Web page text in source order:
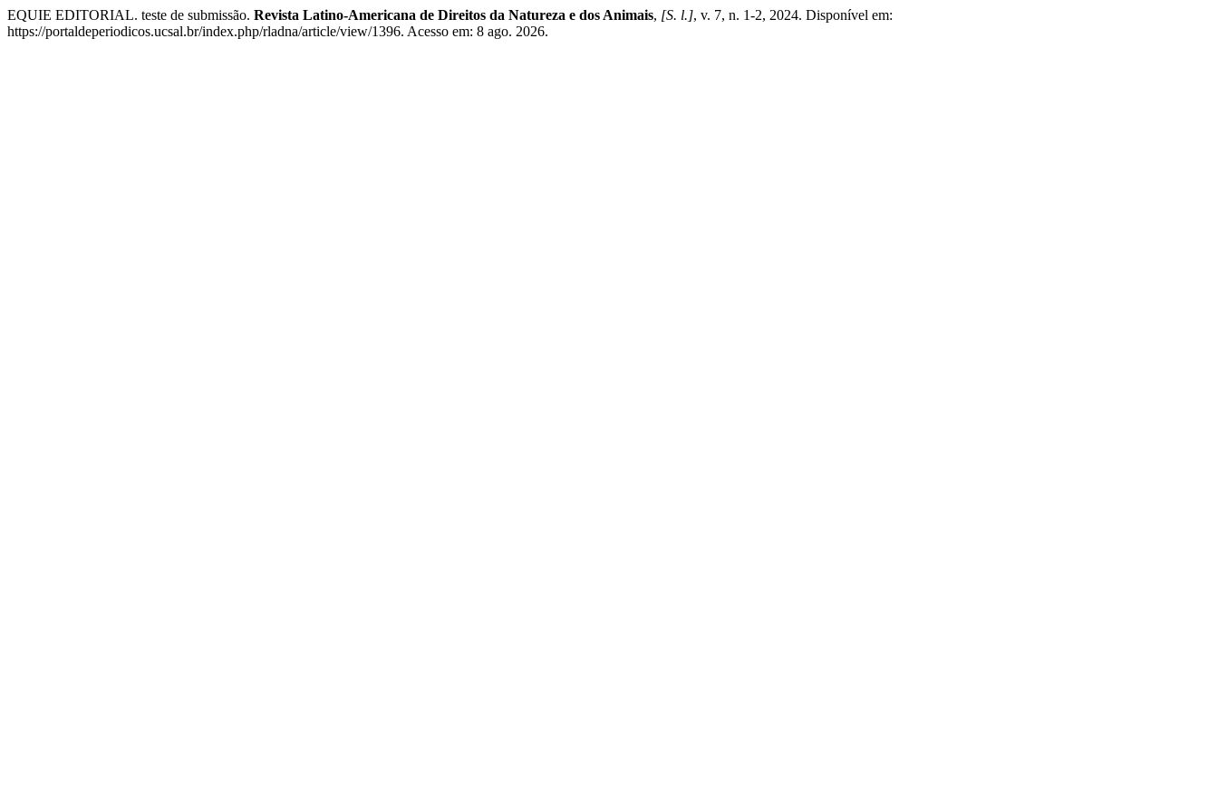
EQUIE EDITORIAL. teste de submissão. Revista Latino-Americana de Direitos da Natureza e dos Animais, [S. l.], v. 7, n. 1-2, 2024. Disponível em:
https://portaldeperiodicos.ucsal.br/index.php/rladna/article/view/1396. Acesso em: 8 ago. 2026.